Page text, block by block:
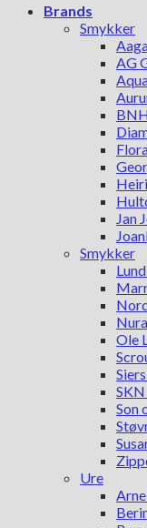
Brands
Smykker
AG
Jan
Smykker
Ole
Son
Ure